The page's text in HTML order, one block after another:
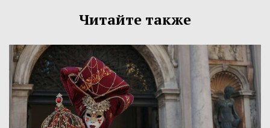
Читайте также